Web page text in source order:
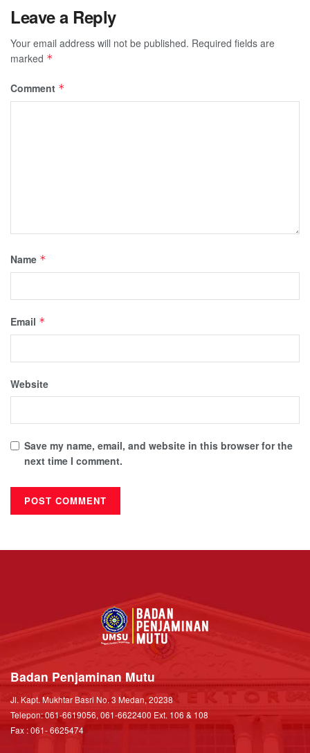
Leave a Reply
Your email address will not be published. Required fields are
marked *
Comment *
Name *
Email *
Website
Save my name, email, and website in this browser for the
next time I comment.
Badan Penjaminan Mutu
Jl. Kapt. Mukhtar Basri No. 3 Medan, 20238
Telepon: 061-6619056, 061-6622400 Ext. 106 & 108
Fax : 061- 6625474